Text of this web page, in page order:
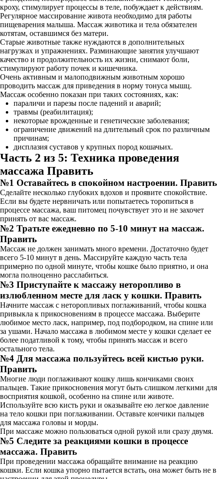
кроху, стимулирует процессы в теле, побуждает к действиям.
Регулярное массирование живота необходимо для работы
пищеварения малыша. Массаж животика и тела обязателен
котятам, оставшимся без матери.
Старые животные также нуждаются в дополнительных
нагрузках и упражнениях. Разминающие занятия улучшают
качество и продолжительность их жизни, снимают боли,
стимулируют работу почек и кишечника.
Очень активным и малоподвижным животным хорошо
проводить массаж для приведения в норму тонуса мышц.
Массаж особенно показан при таких состояниях, как:
параличи и парезы после падений и аварий;
травмы (реабилитация);
некоторые врожденные и генетические заболевания;
ограничение движений на длительный срок по различным
причинам;
дисплазия суставов у крупных пород кошачьих.
Часть 2 из 5: Техника проведения
массажа Править
№1 Оставайтесь в спокойном настроении. Править
Сделайте несколько глубоких вдохов и проявите спокойствие.
Если вы будете нервничать или попытаетесь торопиться в
процессе массажа, ваш питомец почувствует это и не захочет
принять от вас массаж.
№2 Тратьте ежедневно по 5-10 минут на массаж.
Править
Массаж не должен занимать много времени. Достаточно будет
всего 5-10 минут в день. Массируйте каждую часть тела
примерно по одной минуте, чтобы кошке было приятно, и она
могла полноценно расслабиться.
№3 Приступайте к массажу неторопливо в
излюбленном месте для ласк у кошки. Править
Начните массаж с неторопливых поглаживаний, чтобы кошка
привыкла к прикосновениям в процессе массажа. Выберите
любимое место ласк, например, под подбородком, на спине или
за ушами. Начало массажа в любимом месте у кошки сделает ее
более податливой к тому, чтобы принять массаж и всего
остального тела.
№4 Для массажа пользуйтесь всей кистью руки.
Править
Многие люди поглаживают кошку лишь кончиками своих
пальцев. Такие прикосновения могут быть слишком легкими для
восприятия кошкой, особенно на спине или животе.
Используйте всю кисть руки и оказывайте ею легкое давление
на тело кошки при поглаживании. Оставьте кончики пальцев
для массажа головы и морды.
При массаже можно пользоваться одной рукой или сразу двумя.
№5 Следите за реакциями кошки в процессе
массажа. Править
При проведении массажа обращайте внимание на реакцию
кошки. Если кошка упорно пытается встать, она может быть не в